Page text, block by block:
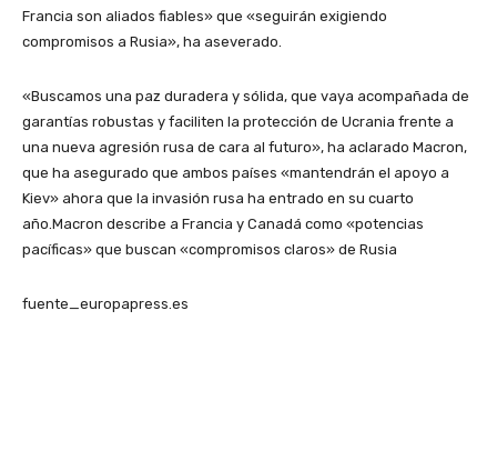
Francia son aliados fiables» que «seguirán exigiendo
compromisos a Rusia», ha aseverado.
«Buscamos una paz duradera y sólida, que vaya acompañada de
garantías robustas y faciliten la protección de Ucrania frente a
una nueva agresión rusa de cara al futuro», ha aclarado Macron,
que ha asegurado que ambos países «mantendrán el apoyo a
Kiev» ahora que la invasión rusa ha entrado en su cuarto
año.Macron describe a Francia y Canadá como «potencias
pacíficas» que buscan «compromisos claros» de Rusia
fuente_europapress.es